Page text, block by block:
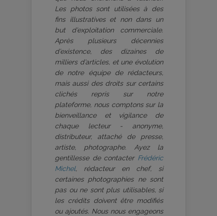
Les photos sont utilisées à des
fins illustratives et non dans un
but d’exploitation commerciale.
Après plusieurs décennies
d’existence, des dizaines de
milliers d’articles, et une évolution
de notre équipe de rédacteurs,
mais aussi des droits sur certains
clichés repris sur notre
plateforme, nous comptons sur la
bienveillance et vigilance de
chaque lecteur - anonyme,
distributeur, attaché de presse,
artiste, photographe. Ayez la
gentillesse de contacter Frédéric
Michel, rédacteur en chef, si
certaines photographies ne sont
pas ou ne sont plus utilisables, si
les crédits doivent être modifiés
ou ajoutés. Nous nous engageons